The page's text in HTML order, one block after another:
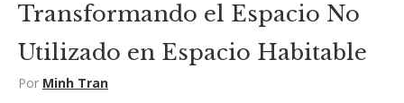
Transformando el Espacio No
Utilizado en Espacio Habitable
Por Minh Tran